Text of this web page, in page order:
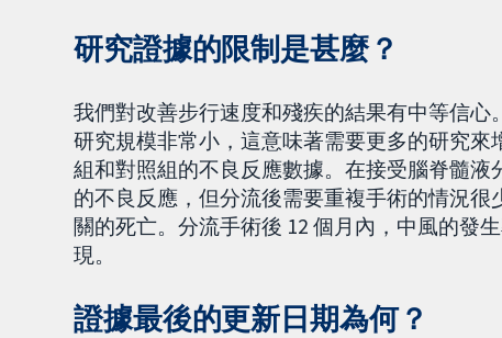
研究證據的限制是甚麼？
我們對改善步行速度和殘疾的結果有中等信
研究規模非常小，這意味著需要更多的研究
組和對照組的不良反應數據。在接受腦脊髓
的不良反應，但分流後需要重複手術的情況
關的死亡。分流手術後 12 個月內，中風的發
現。
證據最後的更新日期為何？